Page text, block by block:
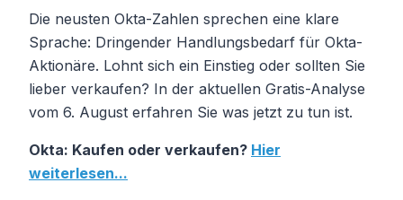
Die neusten Okta-Zahlen sprechen eine klare
Sprache: Dringender Handlungsbedarf für Okta-
Aktionäre. Lohnt sich ein Einstieg oder sollten Sie
lieber verkaufen? In der aktuellen Gratis-Analyse
vom 6. August erfahren Sie was jetzt zu tun ist.
Okta: Kaufen oder verkaufen? Hier
weiterlesen...